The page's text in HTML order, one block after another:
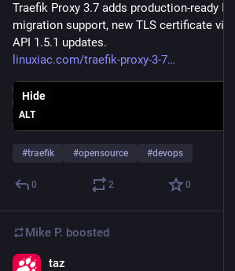
Traefik Proxy 3.7 adds production-ready
migration support, new TLS certificate
API 1.5.1 updates.
linuxiac.com/traefik-proxy-3-7
ALT
Hide
#traefik #opensource #devops
0 2 0
Mike P. boosted
taz